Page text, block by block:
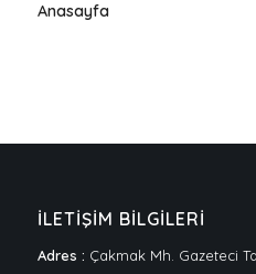
Anasayfa
İLETİŞİM BİLGİLERİ
Adres : Çakmak Mh. Gazeteci